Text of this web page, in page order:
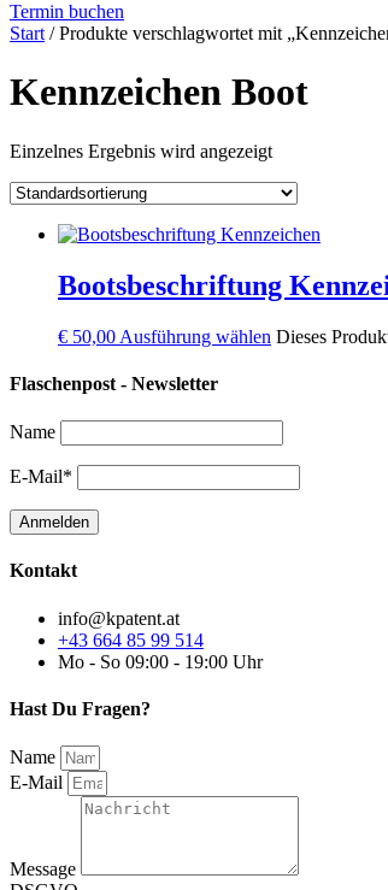
Termin buchen
Start / Produkte verschlagwortet mit
Kennzeichen Boot
Einzelnes Ergebnis wird angezeigt
Bootsbeschriftung
€ 50,00 Ausführung wählen Dieses
Flaschenpost - Newsletter
Name
E-Mail*
Kontakt
info@kpatent.at
+43 664 85 99 514
Mo - So 09:00 - 19:00 Uhr
Hast Du Fragen?
Name
E-Mail
Message